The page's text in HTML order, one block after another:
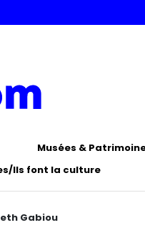
Musées &
Ils font la culture
Gabiou